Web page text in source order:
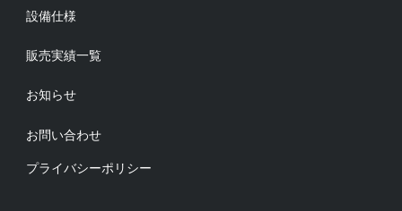
設備仕様
販売実績一覧
お知らせ
お問い合わせ
プライバシーポリシー